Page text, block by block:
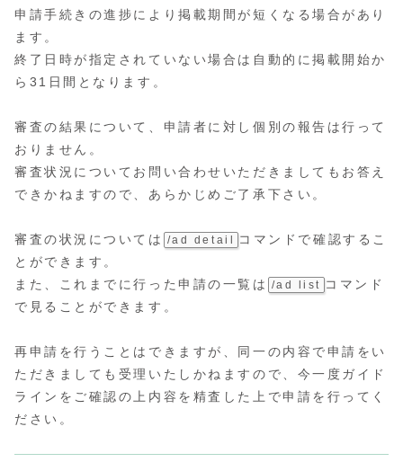
申請手続きの進捗により掲載期間が短くなる場合があり
ます。
終了日時が指定されていない場合は自動的に掲載開始か
ら31日間となります。
審査の結果について、申請者に対し個別の報告は行って
おりません。
審査状況についてお問い合わせいただきましてもお答え
できかねますので、あらかじめご了承下さい。
審査の状況については /ad detail
コマンドで確認するこ
とができます。
また、これまでに行った申請の一覧は /ad list コマンド
で見ることができます。
再申請を行うことはできますが、同一の内容で申請をい
ただきましても受理いたしかねますので、今一度ガイド
ラインをご確認の上内容を精査した上で申請を行ってく
ださい。